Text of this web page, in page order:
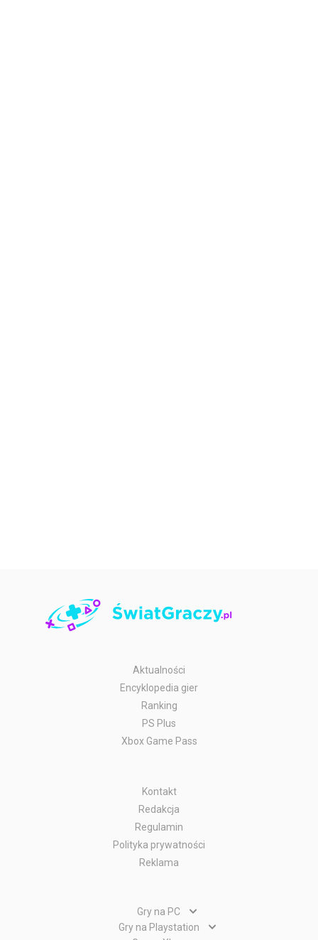
Aktualności
Encyklopedia gier
Ranking
PS Plus
Xbox Game Pass
Kontakt
Redakcja
Regulamin
Polityka prywatności
Reklama
Gry na PC
Gry PC
Gry na Playstation